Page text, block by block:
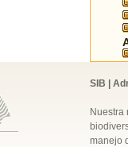
SIB |
Nuestra
manejo